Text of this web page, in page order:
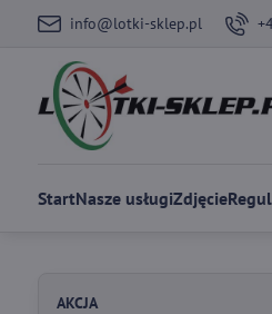
info@lotki-sklep.pl
StartNasze usługiZdjęcie
AKCJA